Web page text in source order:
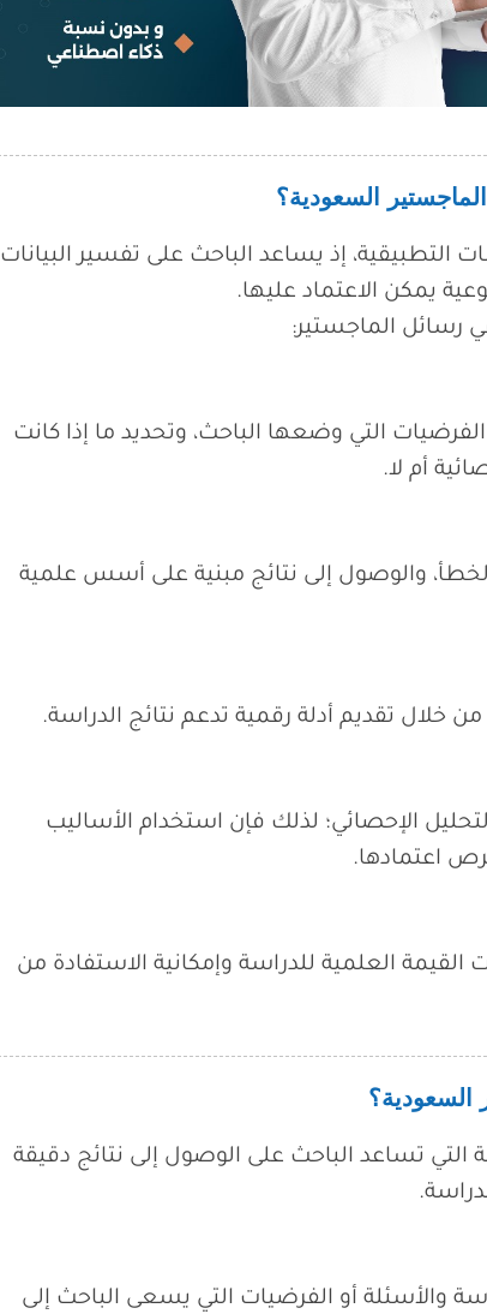
السعودية؟
التطبيقية، إذ يساعد الباحث على تفسير البيانات
يمكن الاعتماد عليها.
رسائل الماجستير:
التي وضعها الباحث، وتحديد ما إذا كانت
أم لا.
والوصول إلى نتائج مبنية على أسس علمية
خلال تقديم أدلة رقمية تدعم نتائج الدراسة.
الإحصائي؛ لذلك فإن استخدام الأساليب
اعتمادها.
القيمة العلمية للدراسة وإمكانية الاستفادة من
السعودية؟
التي تساعد الباحث على الوصول إلى نتائج دقيقة
والأسئلة أو الفرضيات التي يسعى الباحث إلى